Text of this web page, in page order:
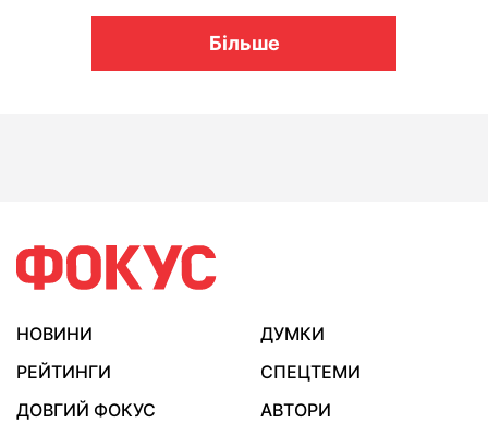
Більше
НОВИНИ
ДУМКИ
РЕЙТИНГИ
СПЕЦТЕМИ
ДОВГИЙ ФОКУС
АВТОРИ